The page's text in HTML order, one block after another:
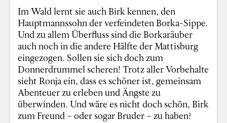
Im Wald lernt sie auch Birk kennen, den
Hauptmannssohn der verfeindeten Borka-Sippe.
Und zu allem Überfluss sind die Borkaräuber
auch noch in die andere Hälfte der Mattisburg
eingezogen. Sollen sie sich doch zum
Donnerdrummel scheren! Trotz aller Vorbehalte
sieht Ronja ein, dass es schöner ist, gemeinsam
Abenteuer zu erleben und Ängste zu
überwinden. Und wäre es nicht doch schön, Birk
zum Freund – oder sogar Bruder – zu haben?